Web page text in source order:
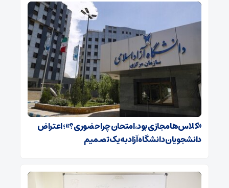
«کلاس‌ها مجازی بود، امتحان چرا حضوری؟»؛ اعتراض
دانشجویان دانشگاه آزاد به یک تصمیم